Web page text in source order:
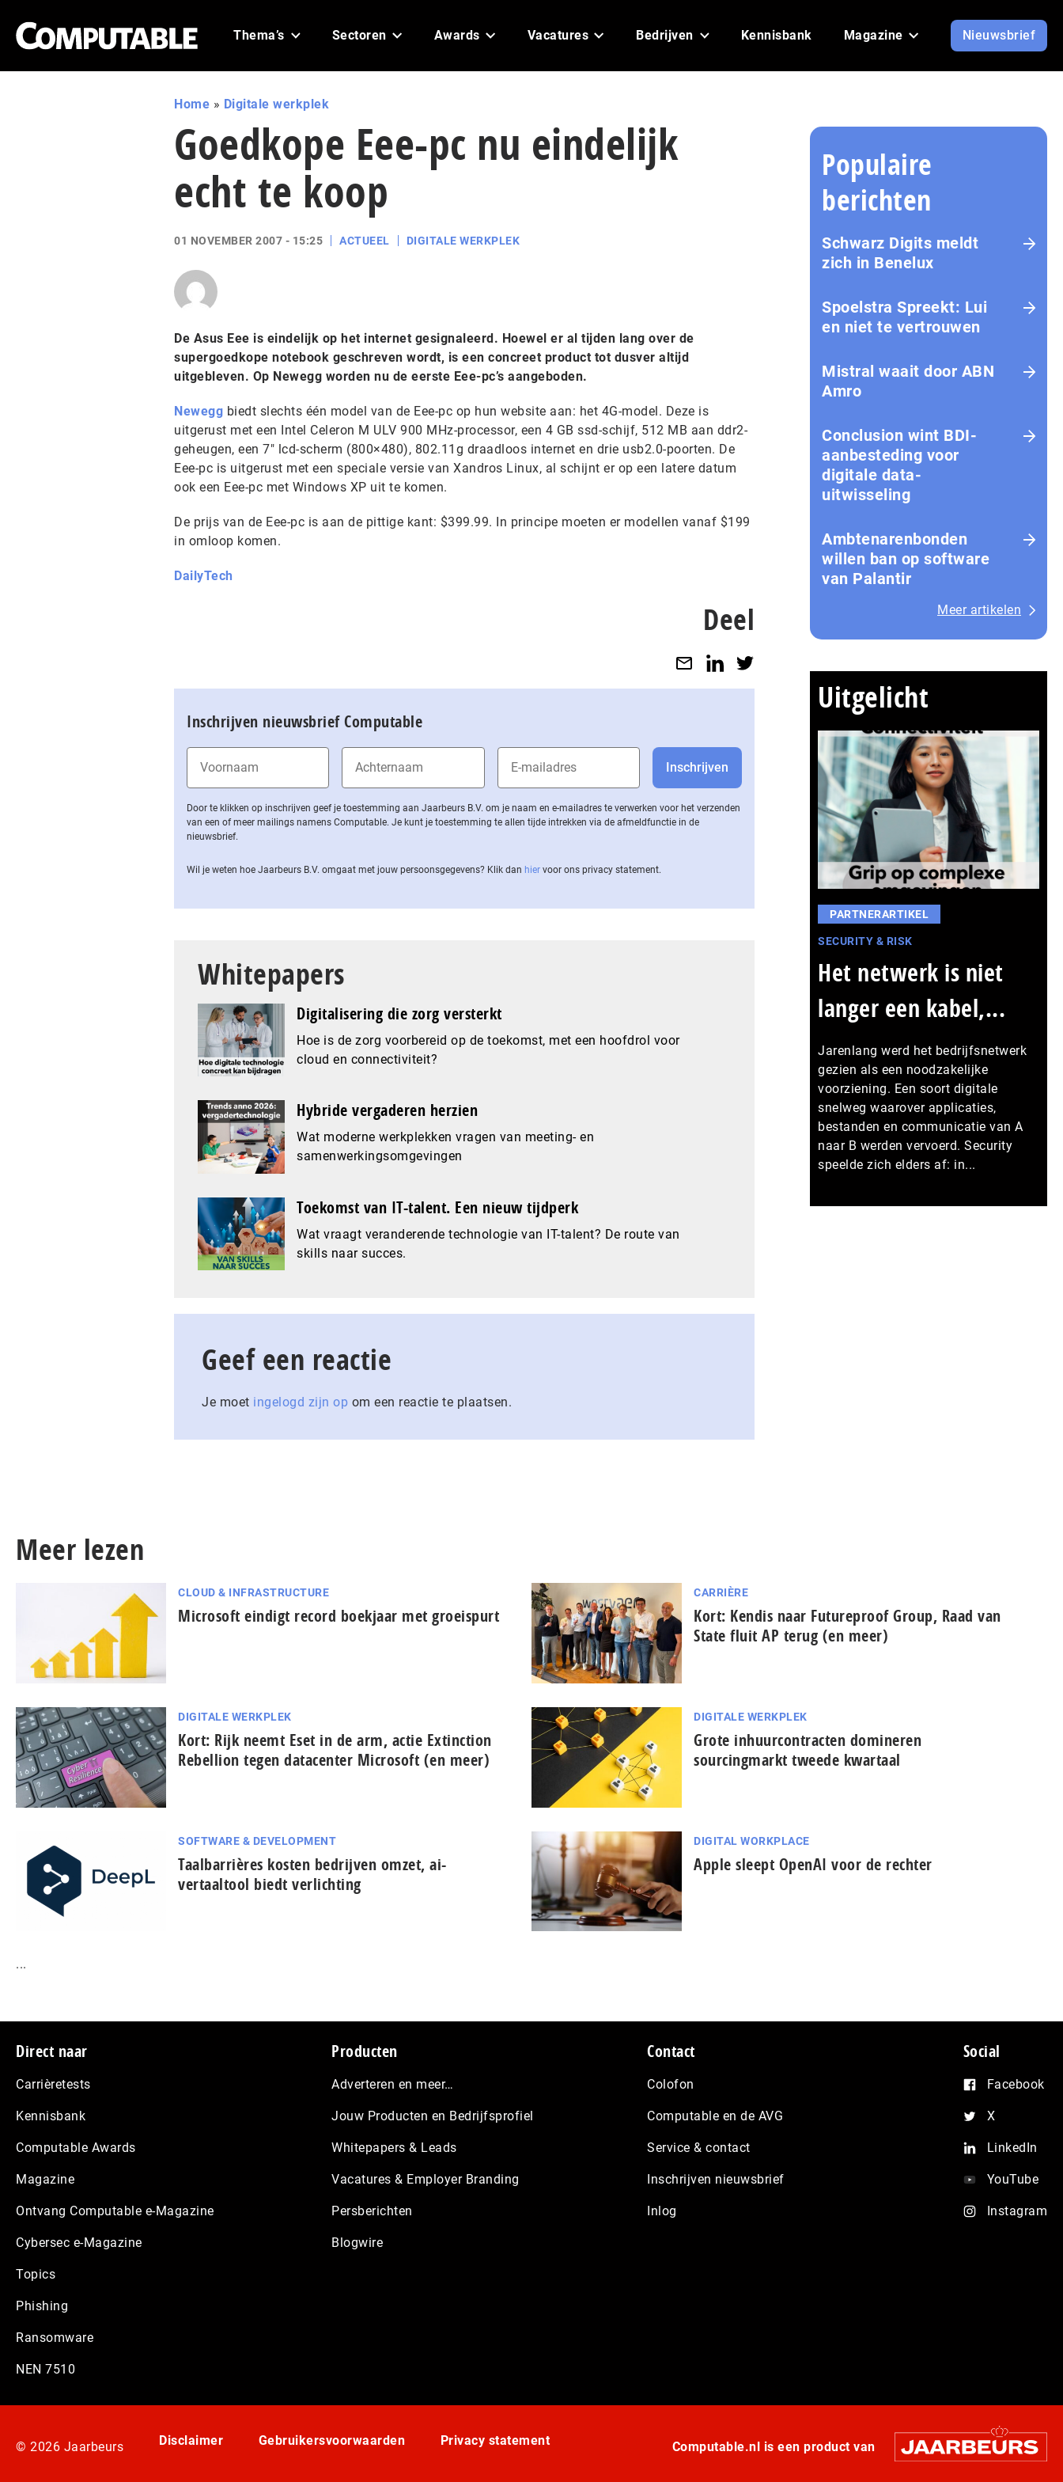
Thema’s Sectoren Awards Vacatures Bedrijven Kennisbank Magazine Nieuwsbrief
Home » Digitale werkplek
Goedkope Eee-pc nu eindelijk
echt te koop
01 NOVEMBER 2007 - 15:25 ACTUEEL DIGITALE WERKPLEK
De Asus Eee is eindelijk op het internet gesignaleerd. Hoewel er al tijden lang over de
supergoedkope notebook geschreven wordt, is een concreet product tot dusver altijd
uitgebleven. Op Newegg worden nu de eerste Eee-pc’s aangeboden.
Newegg biedt slechts één model van de Eee-pc op hun website aan: het 4G-model. Deze is
uitgerust met een Intel Celeron M ULV 900 MHz-processor, een 4 GB ssd-schijf, 512 MB aan ddr2-
geheugen, een 7" lcd-scherm (800×480), 802.11g draadloos internet en drie usb2.0-poorten. De
Eee-pc is uitgerust met een speciale versie van Xandros Linux, al schijnt er op een latere datum
ook een Eee-pc met Windows XP uit te komen.
De prijs van de Eee-pc is aan de pittige kant: $399.99. In principe moeten er modellen vanaf $199
in omloop komen.
DailyTech
Deel
Inschrijven nieuwsbrief Computable
Door te klikken op inschrijven geef je toestemming aan Jaarbeurs B.V. om je naam en e-mailadres te verwerken voor het verzenden
van een of meer mailings namens Computable. Je kunt je toestemming te allen tijde intrekken via de af­meld­func­tie in de
nieuwsbrief.
Wil je weten hoe Jaarbeurs B.V. omgaat met jouw per­soons­ge­ge­vens? Klik dan hier voor ons privacy statement.
Whitepapers
Digitalisering die zorg versterkt
Hoe is de zorg voorbereid op de toekomst, met een hoofdrol voor
cloud en connectiviteit?
Hybride vergaderen herzien
Wat moderne werkplekken vragen van meeting- en
samenwerkingsomgevingen
Toekomst van IT-talent. Een nieuw tijdperk
Wat vraagt veranderende technologie van IT-talent? De route van
skills naar succes.
Geef een reactie
Je moet ingelogd zijn op om een reactie te plaatsen.
Populaire
berichten
Schwarz Digits meldt
zich in Benelux
Spoelstra Spreekt: Lui
en niet te vertrouwen
Mistral waait door ABN
Amro
Conclusion wint BDI-
aanbesteding voor
digitale data-
uitwisseling
Ambtenarenbonden
willen ban op software
van Palantir
Meer artikelen
Uitgelicht
PARTNERARTIKEL
SECURITY & RISK
Het netwerk is niet
langer een kabel,...
Jarenlang werd het bedrijfsnetwerk
gezien als een noodzakelijke
voorziening. Een soort digitale
snelweg waarover applicaties,
bestanden en communicatie van A
naar B werden vervoerd. Security
speelde zich elders af: in...
Meer lezen
CLOUD & INFRASTRUCTURE
Microsoft eindigt record boekjaar met groeispurt
CARRIÈRE
Kort: Kendis naar Futureproof Group, Raad van
State fluit AP terug (en meer)
DIGITALE WERKPLEK
Kort: Rijk neemt Eset in de arm, actie Extinction
Rebellion tegen datacenter Microsoft (en meer)
DIGITALE WERKPLEK
Grote inhuurcontracten domineren
sourcingmarkt tweede kwartaal
SOFTWARE & DEVELOPMENT
Taal­bar­ri­è­res kosten bedrijven omzet, ai-
vertaaltool biedt verlichting
DIGITAL WORKPLACE
Apple sleept OpenAI voor de rechter
...
Footer
Direct naar
Carrièretests
Kennisbank
Computable Awards
Magazine
Ontvang Computable e-Magazine
Cybersec e-Magazine
Topics
Phishing
Ransomware
NEN 7510
Producten
Adverteren en meer…
Jouw Producten en Bedrijfsprofiel
Whitepapers & Leads
Vacatures & Employer Branding
Persberichten
Blogwire
Contact
Colofon
Computable en de AVG
Service & contact
Inschrijven nieuwsbrief
Inlog
Social
Facebook
X
LinkedIn
YouTube
Instagram
© 2026 Jaarbeurs Disclaimer Gebruikersvoorwaarden Privacy statement Computable.nl is een product van